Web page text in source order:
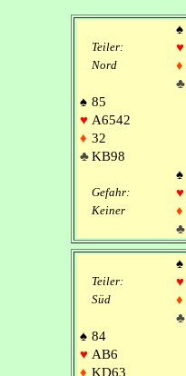
♠
Teiler: ♥
Nord ♦
♣
♠ 85
♥ A6542
♦ 32
♣KB98
♠
Gefahr: ♥
Keiner
♦
♣
♠
Teiler: ♥
Süd ♦
♣
♠ 84
♥ AB6
♦ KD63